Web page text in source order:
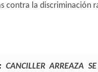
contra la discriminación
CANCILLER ARREAZA